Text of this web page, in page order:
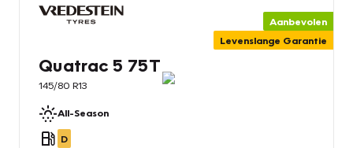
Aanbevolen
Levenslange Garantie
Quatrac 5 75T
145/80 R13
All-Season
D